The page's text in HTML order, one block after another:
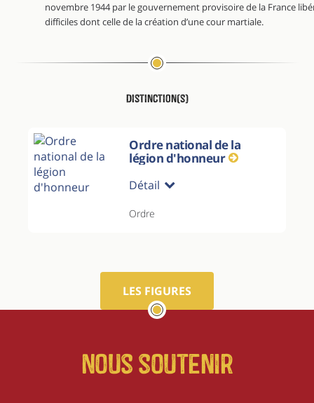
novembre 1944 par le gouvernement provisoire de la France
difficiles dont celle de la création d’une cour martiale.
Distinction(s)
Ordre national de la
légion d'honneur
Détail
Ordre
LES FIGURES
Nous soutenir